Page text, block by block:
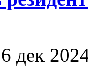
дек